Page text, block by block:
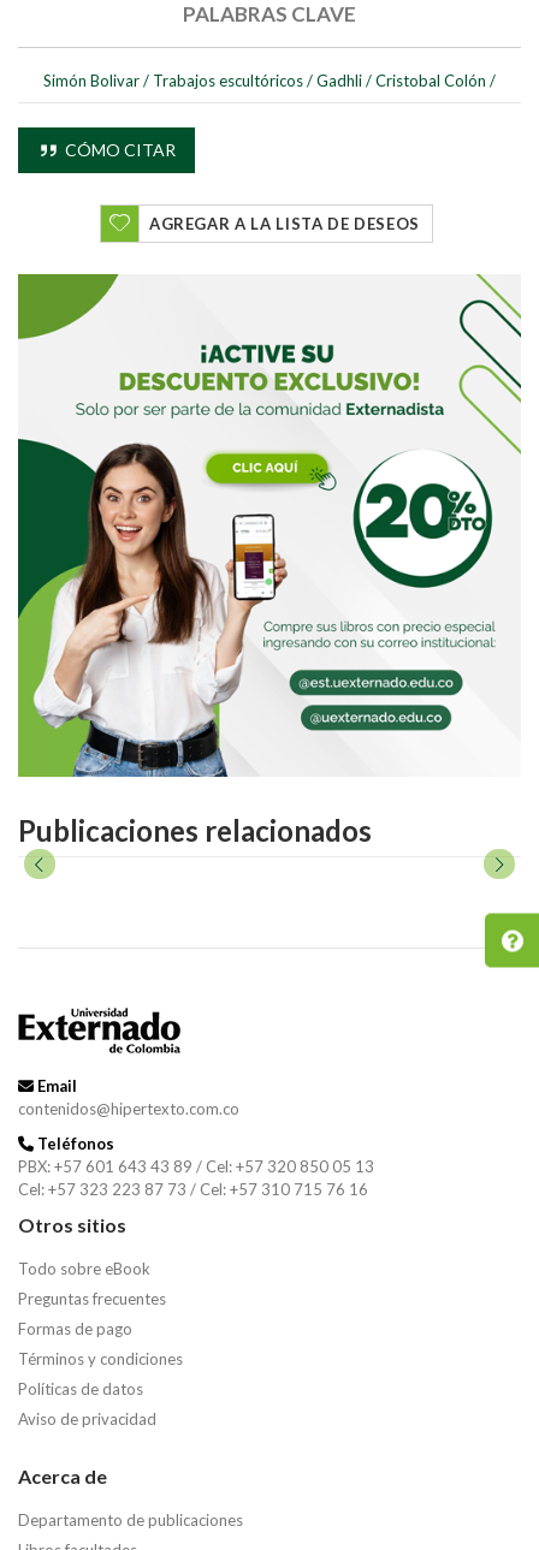
Buscar
PALABRAS CLAVE
Simón Bolivar/ Trabajos escultóricos/Gadhli/Cristobal Colón /
CÓMO CITAR
AGREGAR A LA LISTA DE DESEOS
Publicaciones relacionados
Email
contenidos@hipertexto.com.co
Teléfonos
PBX: +57 601 643 43 89 / Cel: +57 320 850 05 13
Cel: +57 323 223 87 73 / Cel: +57 310 715 76 16
Otros sitios
Todo sobre eBook
Preguntas frecuentes
Formas de pago
Términos y condiciones
Políticas de datos
Aviso de privacidad
Acerca de
Departamento de publicaciones